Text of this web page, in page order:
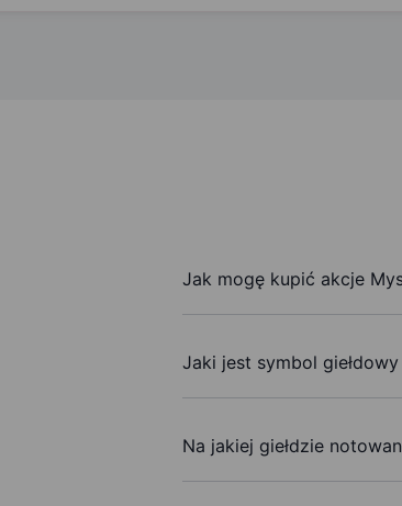
Jak mogę kupić akcje
Jaki jest symbol giełdowy
Na jakiej giełdzie